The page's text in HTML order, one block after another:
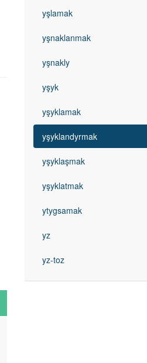
yşlamak
yşnaklanmak
yşnakly
yşyk
yşyklamak
yşyklandyrmak
yşyklaşmak
yşyklatmak
ytygsamak
yz
yz-toz